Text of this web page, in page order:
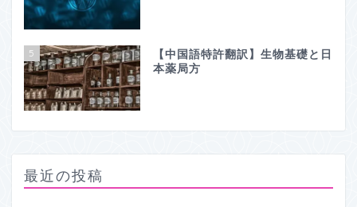
5
【中国語特許翻訳】生物基礎と日
本薬局方
最近の投稿